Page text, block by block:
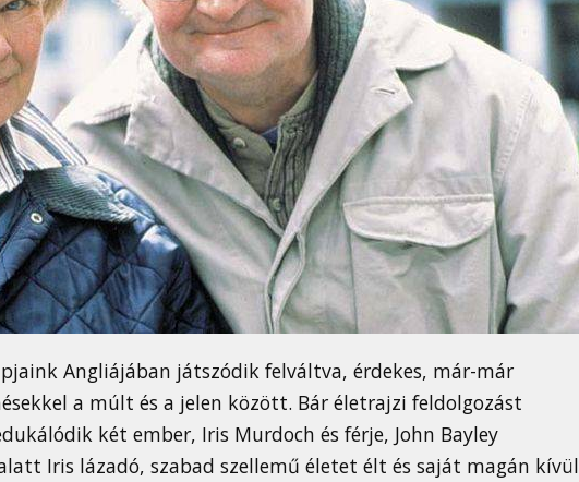
Angliájában játszódik felváltva, érdekes, már-már
a múlt és a jelen között. Bár életrajzi feldolgozást
két ember, Iris Murdoch és férje, John Bayley
Iris lázadó, szabad szellemű életet élt és saját magán kívül